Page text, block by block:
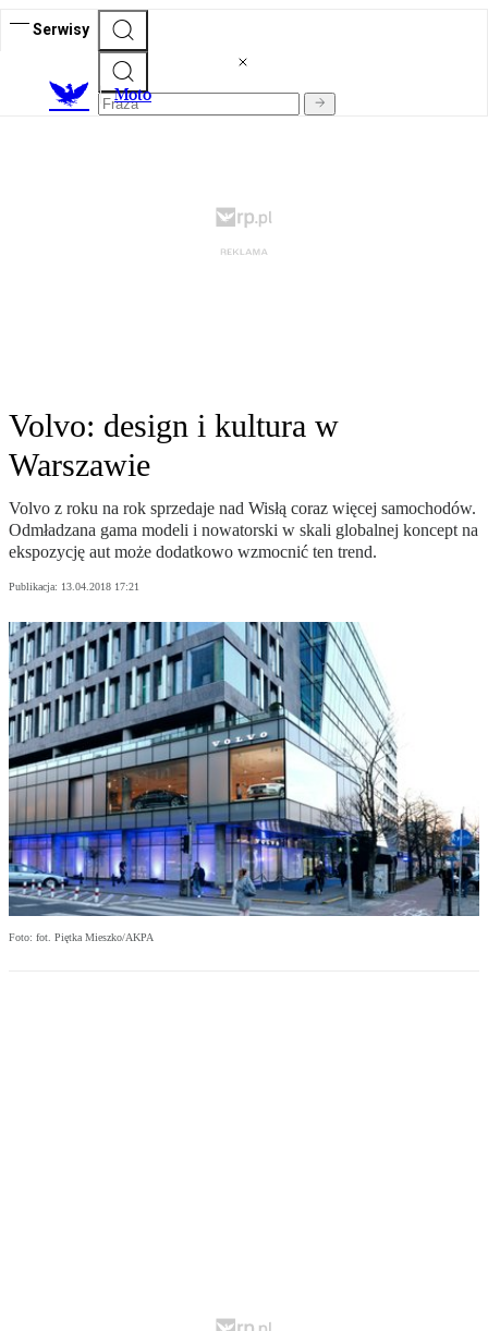
Serwisy
Moto
Volvo: design i kultura w
Warszawie
Volvo z roku na rok sprzedaje nad Wisłą coraz więcej samochodów.
Odmładzana gama modeli i nowatorski w skali globalnej koncept na
ekspozycję aut może dodatkowo wzmocnić ten trend.
Publikacja: 13.04.2018 17:21
Foto: fot. Piętka Mieszko/AKPA